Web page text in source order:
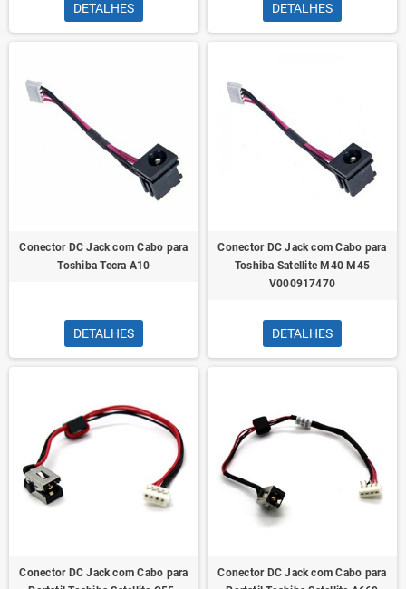
DETALHES DETALHES
Conector DC Jack com Cabo para
Toshiba Tecra A10
DETALHES
Conector DC Jack com Cabo para
Toshiba Satellite M40 M45
V000917470
DETALHES
Conector DC Jack com Cabo para
Conector DC Jack com Cabo para